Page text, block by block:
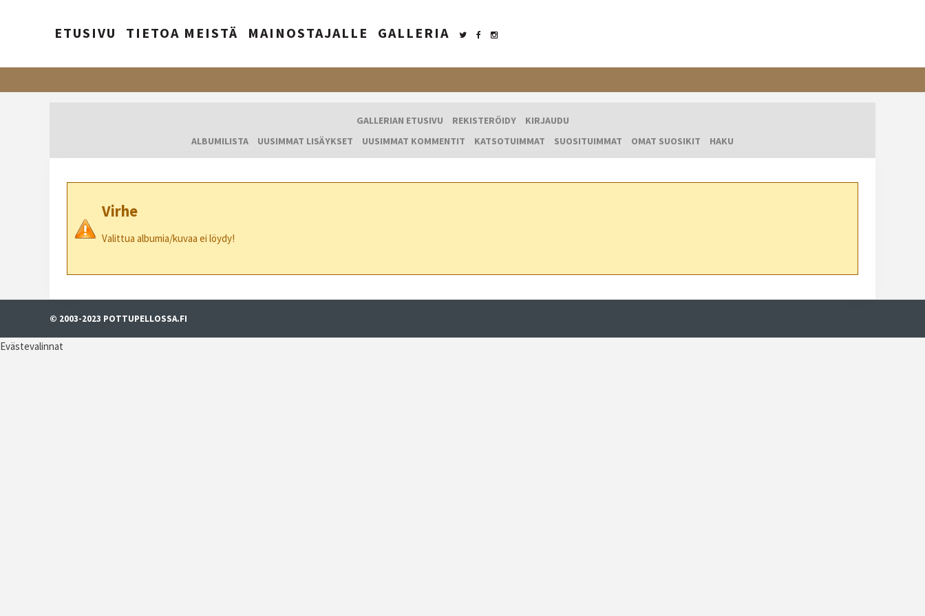
ETUSIVU TIETOA MEISTÄ MAINOSTAJALLE GALLERIA
GALLERIAN ETUSIVU REKISTERÖIDY
KIRJAUDU
ALBUMILISTA
UUSIMMAT LISÄYKSET UUSIMMAT KOMMENTIT KATSOTUIMMAT SUOSITUIMMAT OMAT SUOSIKIT HAKU
Virhe
Valittua albumia/kuvaa ei löydy!
© 2003-2023 POTTUPELLOSSA.FI
Evästevalinnat